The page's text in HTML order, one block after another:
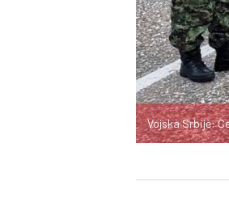
Vojska Srbije: